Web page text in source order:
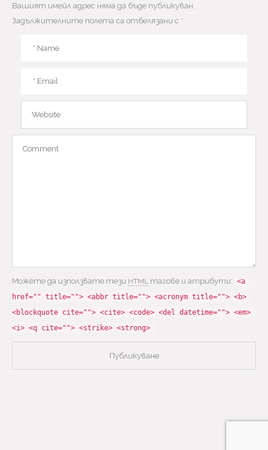
Вашият имейл адрес няма да бъде публикуван.
Задължителните полета са отбелязани с *
Можете да използвате тези HTML тагове и атрибути: <a
href="" title=""> <abbr title=""> <acronym title=""> <b>
<blockquote cite=""> <cite> <code> <del datetime=""> <em>
<i> <q cite=""> <strike> <strong>